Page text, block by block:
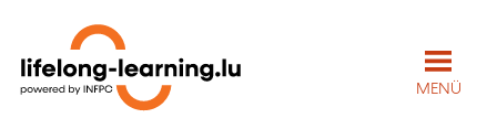
MENÜ